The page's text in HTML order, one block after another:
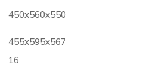
450x560x550
455x595x567
16